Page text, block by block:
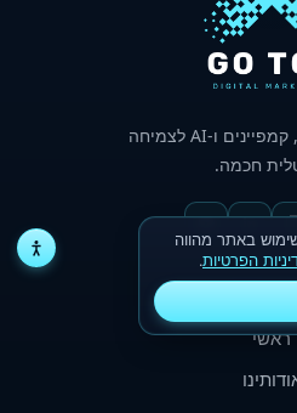
, קמפיינים ו-AI לצמיחה
חכמה.
באתר
ראשי
באתר מהווה
הפרטיות.